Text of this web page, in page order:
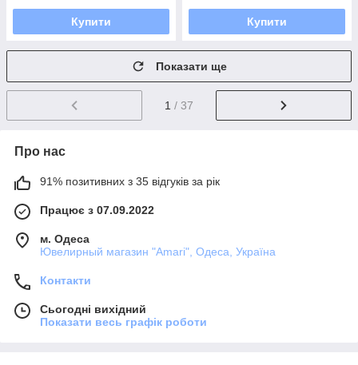
Купити Купити
Показати ще
1 / 37
Про нас
91% позитивних з 35 відгуків за рік
Працює з 07.09.2022
м. Одеса
Ювелирный магазин "Amari", Одеса, Україна
Контакти
Сьогодні вихідний
Показати весь графік роботи